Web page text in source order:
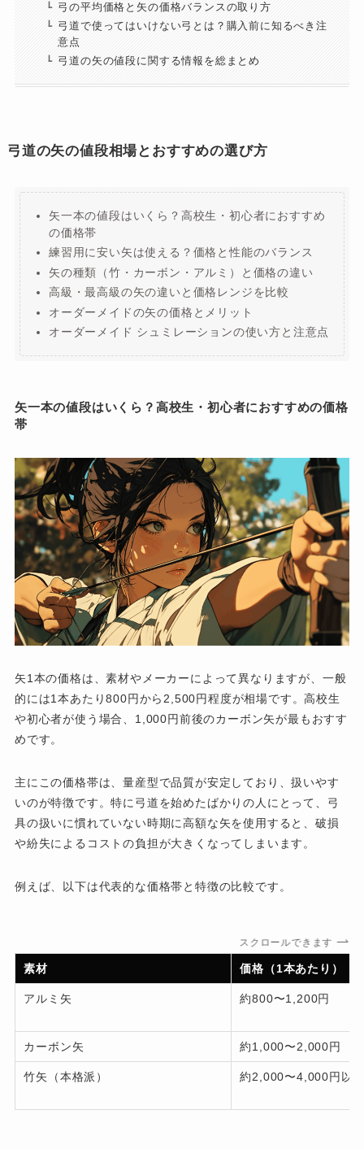
弓の平均価格と矢の価格バランスの取り方
弓道で使ってはいけない弓とは？購入前に知るべき注
意点
弓道の矢の値段に関する情報を総まとめ
弓道の矢の値段相場とおすすめの選び方
矢一本の値段はいくら？高校生・初心者におすすめ
の価格帯
練習用に安い矢は使える？価格と性能のバランス
矢の種類（竹・カーボン・アルミ）と価格の違い
高級・最高級の矢の違いと価格レンジを比較
オーダーメイドの矢の価格とメリット
オーダーメイド シュミレーションの使い方と注意点
矢一本の値段はいくら？高校生・初心者におすすめの価格
帯
矢1本の価格は、素材やメーカーによって異なりますが、一般
的には1本あたり800円から2,500円程度が相場です。高校生
や初心者が使う場合、1,000円前後のカーボン矢が最もおすす
めです。
主にこの価格帯は、量産型で品質が安定しており、扱いやす
いのが特徴です。特に弓道を始めたばかりの人にとって、弓
具の扱いに慣れていない時期に高額な矢を使用すると、破損
や紛失によるコストの負担が大きくなってしまいます。
例えば、以下は代表的な価格帯と特徴の比較です。
スクロールできます
素材 価格（1本あたり）
アルミ矢 約800〜1,200円
カーボン矢 約1,000〜2,000円
竹矢（本格派） 約2,000〜4,000円以